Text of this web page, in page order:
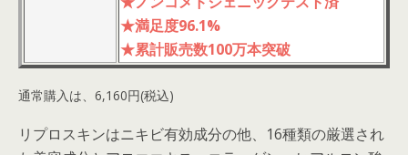
★満足度96.1%
★累計販売数100万本突破
通常購入は、6,160円(税込)
リプロスキンはニキビ有効成分の他、16種類の厳選され